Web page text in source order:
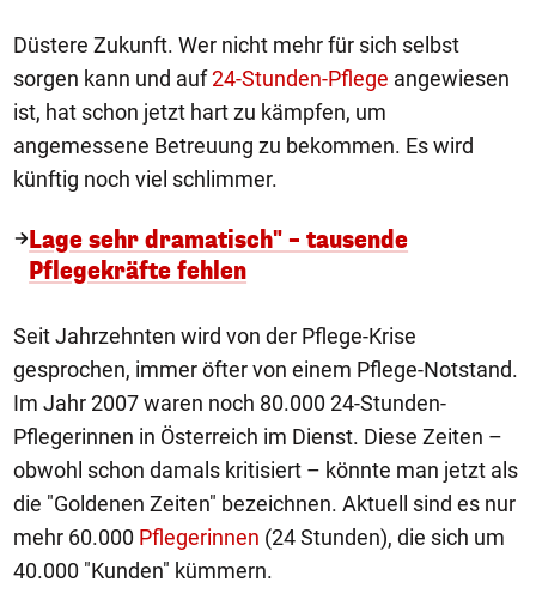
Düstere Zukunft. Wer nicht mehr für sich selbst
sorgen kann und auf24-Stunden-Pflege angewiesen
ist, hat schon jetzt hart zu kämpfen, um
angemessene Betreuung zu bekommen. Es wird
künftig noch viel schlimmer.
Lage sehr dramatisch" – tausende
Pflegekräfte fehlen
Seit Jahrzehnten wird von der Pflege-Krise
gesprochen, immer öfter von einem Pflege-Notstand.
Im Jahr 2007 waren noch 80.000 24-Stunden-
Pflegerinnen in Österreich im Dienst. Diese Zeiten –
obwohl schon damals kritisiert – könnte man jetzt als
die "Goldenen Zeiten" bezeichnen. Aktuell sind es nur
mehr 60.000 Pflegerinnen (24 Stunden), die sich um
40.000 "Kunden" kümmern.